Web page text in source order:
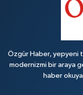
Özgür Haber, yepyeni
modernizmi bir araya
haber